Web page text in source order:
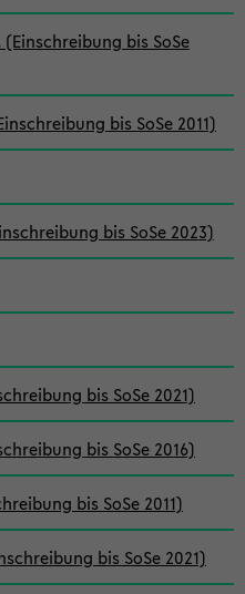
bis SoSe
bis SoSe 2011)
bis SoSe 2023)
bis SoSe 2021)
bis SoSe 2016)
bis SoSe 2011)
bis SoSe 2021)